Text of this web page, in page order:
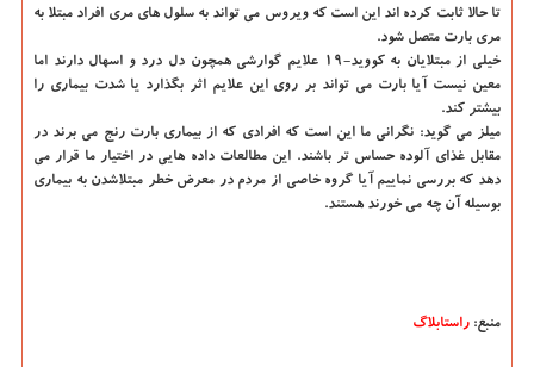
تا حالا ثابت کرده اند این است که ویروس می تواند به سلول های مری افراد مبتلا به
مری بارت متصل شود.
خیلی از مبتلایان به کووید-۱۹ علایم گوارشی همچون دل درد و اسهال دارند اما
معین نیست آیا بارت می تواند بر روی این علایم اثر بگذارد یا شدت بیماری را
بیشتر کند.
میلز می گوید: نگرانی ما این است که افرادی که از بیماری بارت رنج می برند در
مقابل غذای آلوده حساس تر باشند. این مطالعات داده هایی در اختیار ما قرار می
دهد که بررسی نماییم آیا گروه خاصی از مردم در معرض خطر مبتلاشدن به بیماری
بوسیله آن چه می خورند هستند.
منبع: راستابلاگ